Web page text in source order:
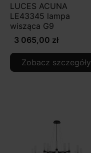
LUCES ACUNA
LE43345 lampa
wisząca G9
3 065,00 zł
Zobacz szczegóły